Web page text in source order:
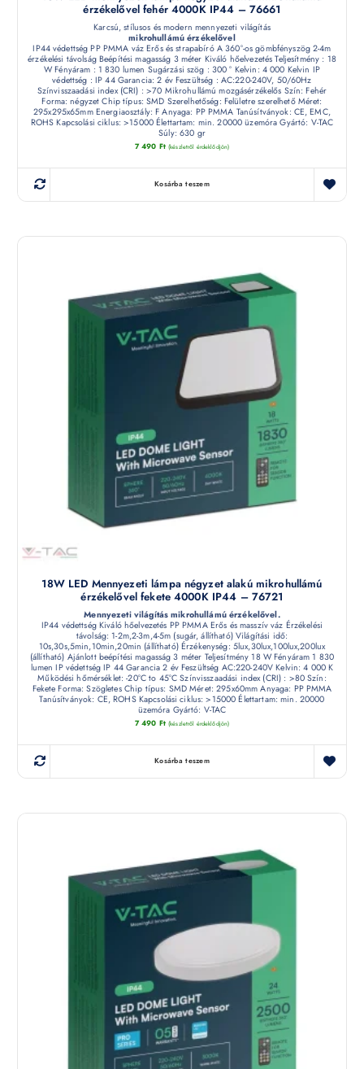
érzékelővel fehér 4000K IP44 – 76661
Karcsú, stílusos és modern mennyezeti világítás
mikrohullámú érzékelővel
IP44 védettség PP PMMA váz Erős és strapabíró A 360°-os gömbfényszög 2-4m
érzékelési távolság Beépítési magasság 3 méter Kiváló hőelvezetés Teljesítmény : 18
W Fényáram : 1 830 lumen Sugárzási szög : 300 ° Kelvin: 4 000 Kelvin IP
védettség : IP 44 Garancia: 2 év Feszültség : AC:220-240V, 50/60Hz
Színvisszaadási index (CRI) : >70 Mikrohullámú mozgásérzékelős Szín: Fehér
Forma: négyzet Chip típus: SMD Szerelhetőség: Felületre szerelhető Méret:
295x295x65mm Energiaosztály: F Anyaga: PP PMMA Tanúsítványok: CE, EMC,
ROHS Kapcsolási ciklus: >15000 Élettartam: min. 20000 üzemóra Gyártó: V-TAC
Súly: 630 gr
7 490 Ft (készletről érdeklődjön)
Kosárba teszem
18W LED Mennyezeti lámpa négyzet alakú mikrohullámú
érzékelővel fekete 4000K IP44 – 76721
Mennyezeti világítás mikrohullámú érzékelővel.
IP44 védettség Kiváló hőelvezetés PP PMMA Erős és masszív váz Érzékelési
távolság: 1-2m,2-3m,4-5m (sugár, állítható) Világítási idő:
10s,30s,5min,10min,20min (állítható) Érzékenység: 5lux,30lux,100lux,200lux
(állítható) Ajánlott beépítési magasság 3 méter Teljesítmény 18 W Fényáram 1 830
lumen IP védettség IP 44 Garancia 2 év Feszültség AC:220-240V Kelvin: 4 000 K
Működési hőmérséklet: -20°C to 45°C Színvisszaadási index (CRI) : >80 Szín:
Fekete Forma: Szögletes Chip típus: SMD Méret: 295x60mm Anyaga: PP PMMA
Tanúsítványok: CE, ROHS Kapcsolási ciklus: >15000 Élettartam: min. 20000
üzemóra Gyártó: V-TAC
7 490 Ft (készletről érdeklődjön)
Kosárba teszem